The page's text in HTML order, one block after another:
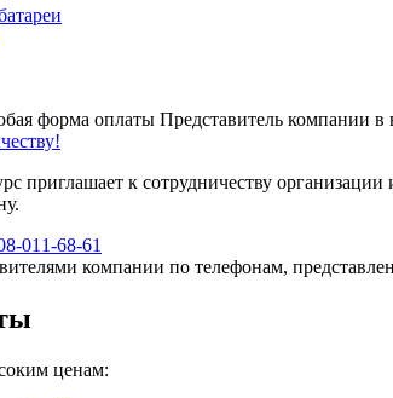
форма оплаты Представитель компании в
приглашает к сотрудничеству
011-68-61
компании по телефонам,
ценам: